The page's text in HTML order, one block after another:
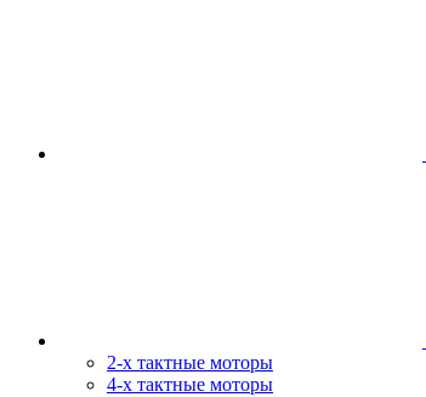
2-х тактные моторы
4-х тактные моторы